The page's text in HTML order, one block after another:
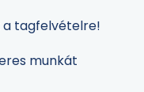
a tagfelvételre!
munkát